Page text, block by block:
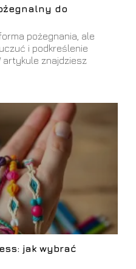
do
pożegnania, ale
i podkreślenie
artykule znajdziesz
jak wybrać